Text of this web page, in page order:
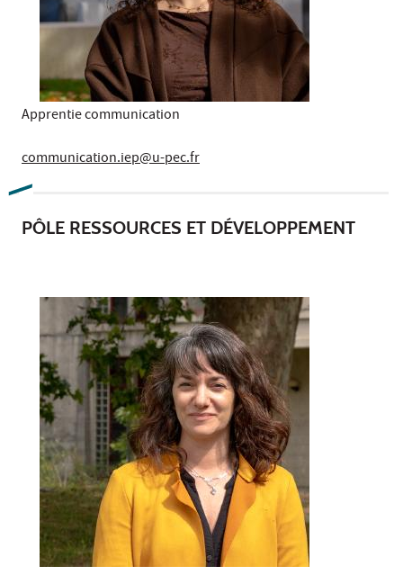
Apprentie communication
communication.iep@u-pec.fr
PÔLE RESSOURCES ET DÉVELOPPEMENT